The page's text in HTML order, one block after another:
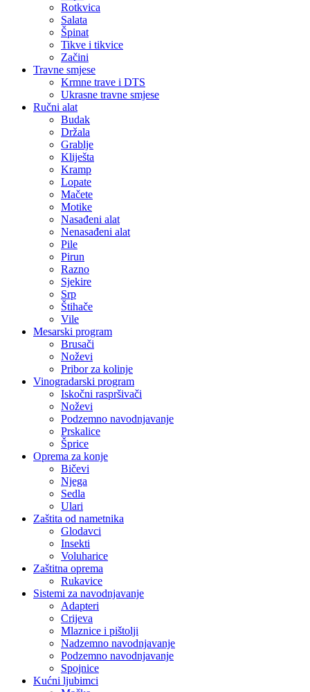
Rotkvica
Salata
Špinat
Tikve i tikvice
Začini
Travne smjese
Krmne trave i DTS
Ukrasne travne smjese
Ručni alat
Budak
Držala
Grablje
Kliješta
Kramp
Lopate
Mačete
Motike
Nasađeni alat
Nenasađeni alat
Pile
Pirun
Razno
Sjekire
Srp
Štihače
Vile
Mesarski program
Brusači
Noževi
Pribor za kolinje
Vinogradarski program
Iskočni raspršivači
Noževi
Podzemno navodnjavanje
Prskalice
Šprice
Oprema za konje
Bičevi
Njega
Sedla
Ulari
Zaštita od nametnika
Glodavci
Insekti
Voluharice
Zaštitna oprema
Rukavice
Sistemi za navodnjavanje
Adapteri
Crijeva
Mlaznice i pištolji
Nadzemno navodnjavanje
Podzemno navodnjavanje
Spojnice
Kućni ljubimci